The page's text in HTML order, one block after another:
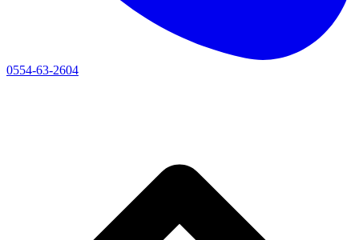
0554-63-2604